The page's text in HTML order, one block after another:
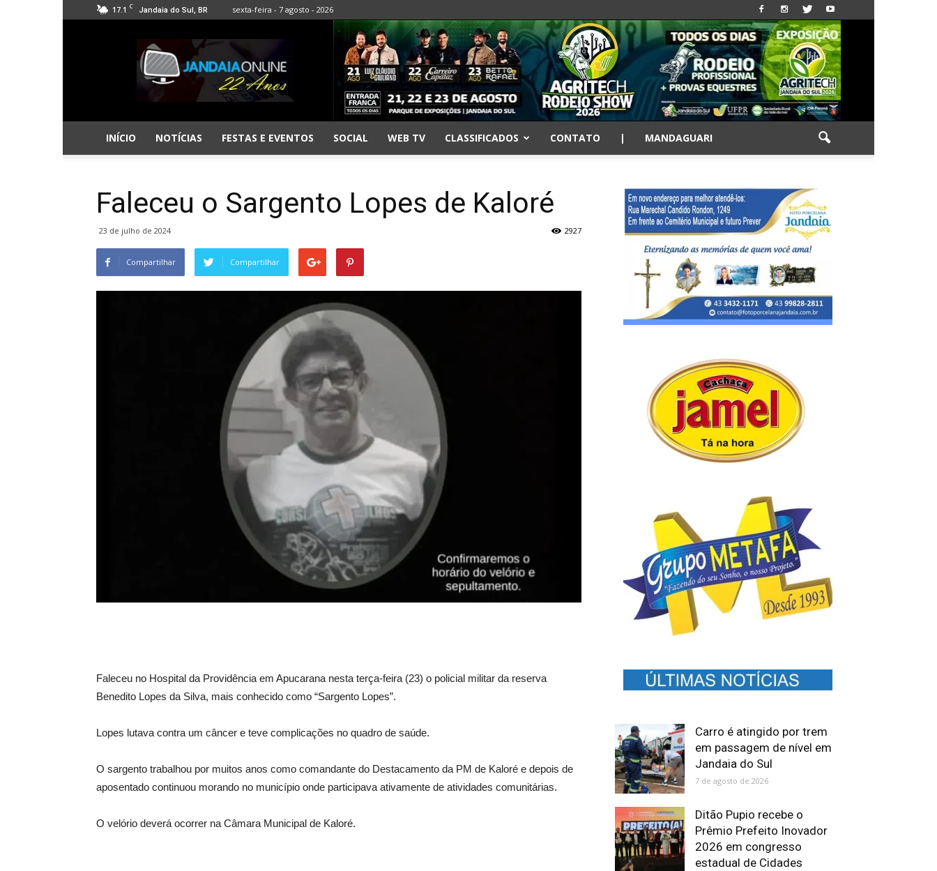
17.1 C Jandaia do Sul, BR sexta-feira - 7 agosto - 2026
Jandaia
Online
INÍCIO NOTÍCIAS FESTAS E EVENTOS SOCIAL WEB TV CLASSIFICADOS CONTATO | MANDAGUARI
Faleceu o Sargento Lopes de Kaloré
23 de julho de 2024 2927
Compartilhar Compartilhar
Faleceu no Hospital da Providência em Apucarana nesta terça-feira (23) o policial militar da reserva
Benedito Lopes da Silva, mais conhecido como “Sargento Lopes”.
Lopes lutava contra um câncer e teve complicações no quadro de saúde.
O sargento trabalhou por muitos anos como comandante do Destacamento da PM de Kaloré e depois de
aposentado continuou morando no município onde participava ativamente de atividades comunitárias.
O velório deverá ocorrer na Câmara Municipal de Kaloré.
Carro é atingido por trem
em passagem de nível em
Jandaia do Sul
7 de agosto de 2026
Ditão Pupio recebe o
Prêmio Prefeito Inovador
2026 em congresso
estadual de Cidades